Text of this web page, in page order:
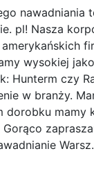
nawadniania
pl! Nasza
wysokiej
Hunterm czy
w branży.
dorobku mamy